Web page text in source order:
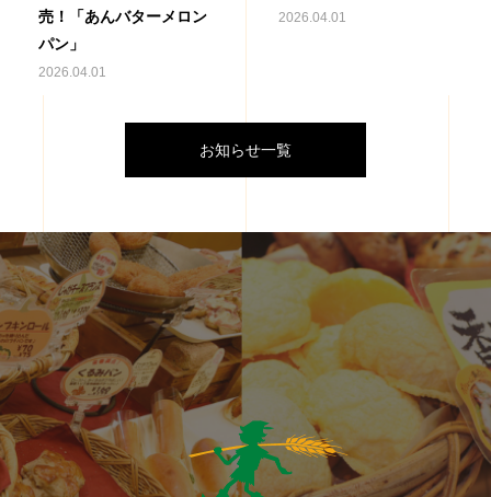
売！「あんバターメロン
パン」
2026.04.01
2026.04.01
お知らせ一覧